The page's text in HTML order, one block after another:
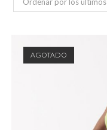
AGOTADO